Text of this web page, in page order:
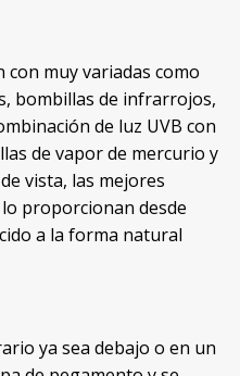
muy variadas como
bombillas de infrarrojos,
de luz UVB con
de vapor de mercurio y
vista, las mejores
proporcionan desde
a la forma natural
ya sea debajo o en un